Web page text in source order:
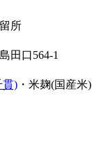
所
田口564-1
貫) ・米麹(国産米)